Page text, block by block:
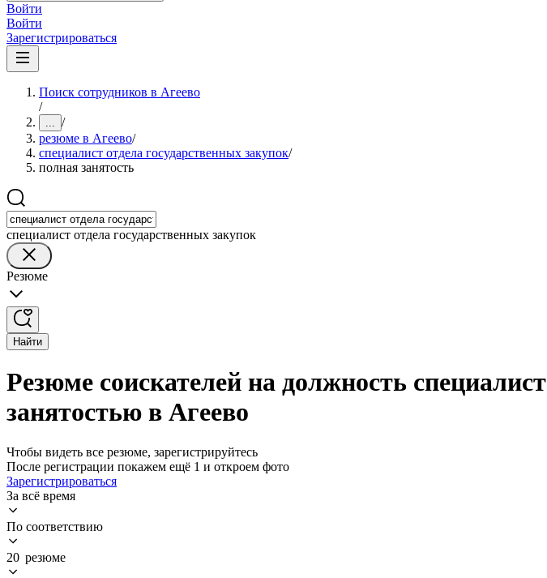
Войти
Войти
Зарегистрироваться
Поиск сотрудников в Агеево
/
... /
резюме в Агеево/
специалист отдела государственных закупок/
полная занятость
специалист отдела государственных закупок
Резюме
Найти
Резюме соискателей на должность
занятостью в Агеево
Чтобы видеть все резюме, зарегистрируйтесь
После регистрации покажем ещё 1 и откроем фото
Зарегистрироваться
За всё время
По соответствию
20 резюме